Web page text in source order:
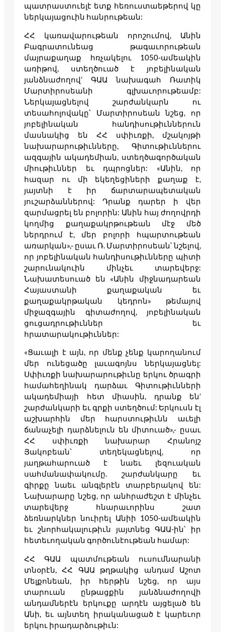
պատրաստուելէ ետք հեռուստաեթերով կը
ներկայացուին հանրութեան:
ՀՀ կառավարութեան որոշումով, Անին
Բագրատունեաց թագաւորութեան
մայրաքաղաք հռչակելու 1050-ամեակին
առիթով, ստեղծուած է յոբելինական
յանձնաժողով’ ԳԱԱ նախագահ Ռատիկ
Մարտիրոսեանի գլխաւորութեամբ:
Ներկայացնելով շարժանկարն ու
տեսահոլովակը՝ Մարտիրոսեան նշեց, որ
յոբելինական հանդիսութիւններուն
մասնակից են ՀՀ սփիւռքի, մշակոյթի
նախարարութիւնները, Գիտութիւններու
ազգային ակադեմիան, ստեղծագործական
միութիւններ եւ դպրոցներ: «Անին, որ
հազար ու մի եկեղեցիների քաղաք է,
յայտնի է իր ճարտարապետական
յուշարձաններով: Դրանք դարեր ի վեր
զարմացրել են բոլորին: Անին հայ ժողովրդի
կողմից քաղաքակրթութեան մէջ մեծ
ներդրում է, մեր բոլորի հպարտութեան
առարկան»,- ըսաւ Ռ. Մարտիրոսեան՝ նշելով,
որ յոբելինական հանդիսութիւնները պիտի
շարունակուին մինչեւ տարեվերջ:
Նախատեսուած են «Անին միջնադարեան
Հայաստանի քաղաքական եւ
քաղաքակրթական կեդրոն» թեմայով
միջազգային գիտաժողով, յոբելինական
ցուցադրութիւններ եւ
հրատարակութիւններ:
«Ցաւալի է այն, որ մենք չենք կարողանում
մեր ունեցածը լաւագոյնս ներկայացնել:
Սփիւռքի նախարարութիւնը երկու ծրագրի
համահեղինակ դարձաւ Գիտութիւնների
ակադեմիայի հետ միասին, դրանք են’
շարժանկարի եւ գրքի ստեղծում: Երկուսն էլ
աշխարհին մեր հարստութիւնն աւելի
ճանաչելի դարձնելուն են միտուած»,- ըսաւ
ՀՀ սփիւռքի նախարար Հրանոյշ
Յակոբեան՝ տեղեկացնելով, որ
յաղթահարուած է նաեւ լեզուական
սահմանափակումը. շարժանկարը եւ
գիրքը նաեւ անգլերէն տարբերակով են:
Նախարարը նշեց, որ անհրաժեշտ է մինչեւ
տարեվերջ հնարաւորինս շատ
ձեռնարկներ նուիրել Անիի 1050-ամեակին
եւ շնորհակալութիւն յայտնեց ԳԱԱ-ին՝ իր
հետեւողական գործունէութեան համար:
ՀՀ ԳԱԱ պատմութեան ուսումնարանի
տնօրէն, ՀՀ ԳԱԱ թղթակից անդամ Աշոտ
Մելքոնեան, իր հերթին նշեց, որ այս
տարուան ընթացքին յանձնաժողովի
անդամներէն երկուքը արդէն այցելած են
Անի, եւ այնտեղ իրականացած է կարեւոր
երկու իրադարձութիւն: